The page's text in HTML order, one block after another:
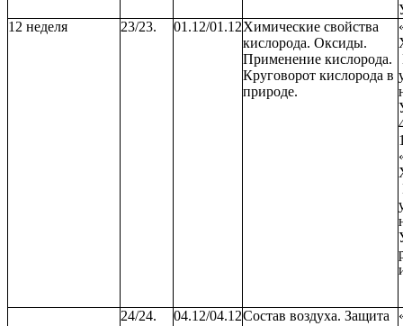
12 неделя
23/23. 01.12/01.12Химические свойства
кислорода. Оксиды.
Применение кислорода.
Круговорот кислорода в
природе.
24/24. 04.12/04.12Состав воздуха. Защита